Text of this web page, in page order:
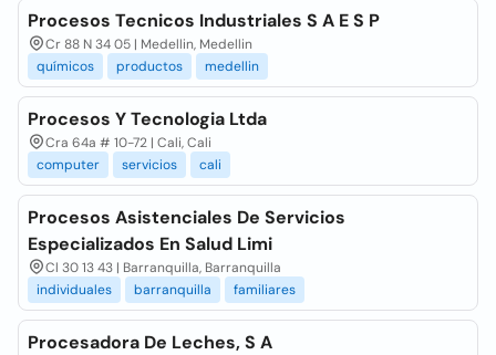
Procesos Tecnicos Industriales S A E S P
Cr 88 N 34 05 | Medellin, Medellin
químicos
productos medellin
Procesos Y Tecnologia Ltda
Cra 64a # 10-72 | Cali, Cali
computer
servicios cali
Procesos Asistenciales De Servicios
Especializados En Salud Limi
Cl 30 13 43 | Barranquilla, Barranquilla
individuales
barranquilla familiares
Procesadora De Leches, S A